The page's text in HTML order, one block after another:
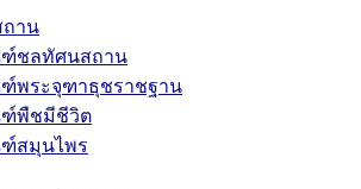
ถาน
ชลทัศนสถาน
พระจุฑาธุชราชฐาน
พืชมีชีวิต
สมุนไพร